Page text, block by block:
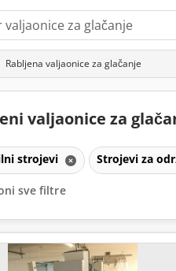
Rabljena valjaonice za glačanje
valjaonice za
strojevi Strojevi za
sve filtre